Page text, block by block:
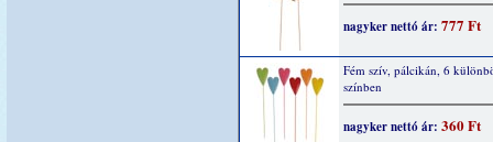
nagyker nettó ár: 777 Ft
Fém szív, pálcikán, 6
színben
nagyker nettó ár: 360 Ft